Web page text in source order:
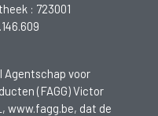
: 723001
Agentschap voor
(FAGG) Victor
www.fagg.be, dat de